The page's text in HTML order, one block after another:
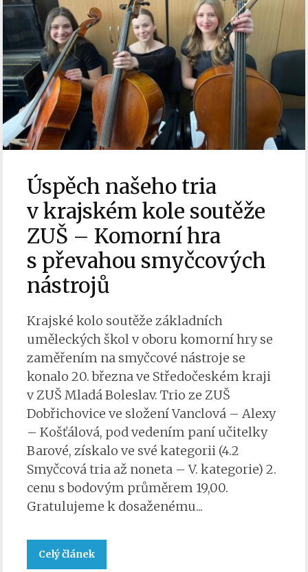
Úspěch našeho tria
v krajském kole soutěže
ZUŠ – Komorní hra
s převahou smyčcových
nástrojů
Krajské kolo soutěže základních
uměleckých škol v oboru komorní hry se
zaměřením na smyčcové nástroje se
konalo 20. března ve Středočeském kraji
v ZUŠ Mladá Boleslav. Trio ze ZUŠ
Dobřichovice ve složení Vanclová – Alexy
– Košťálová, pod vedením paní učitelky
Barové, získalo ve své kategorii (4.2
Smyčcová tria až noneta – V. kategorie) 2.
cenu s bodovým průměrem 19,00.
Gratulujeme k dosaženému...
Celý článek